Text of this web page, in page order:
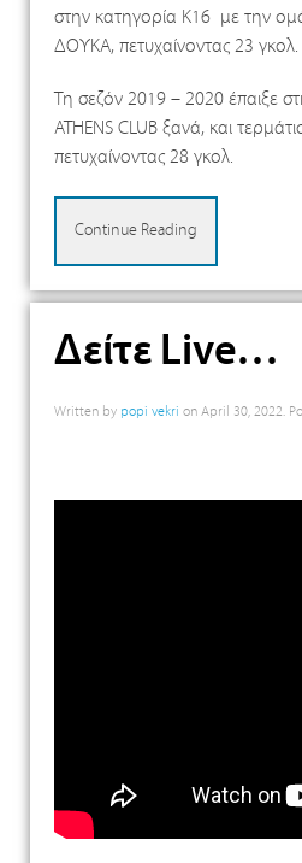
στην κατηγορία Κ16 με την
ΔΟΥΚΑ, πετυχαίνοντας 23 γκολ.
Τη σεζόν 2019 – 2020 έπαιξε
ATHENS CLUB ξανά, και
πετυχαίνοντας 28 γκολ.
Continue Reading
Δείτε Live…
Written by popi vekri on April 30, 2022.